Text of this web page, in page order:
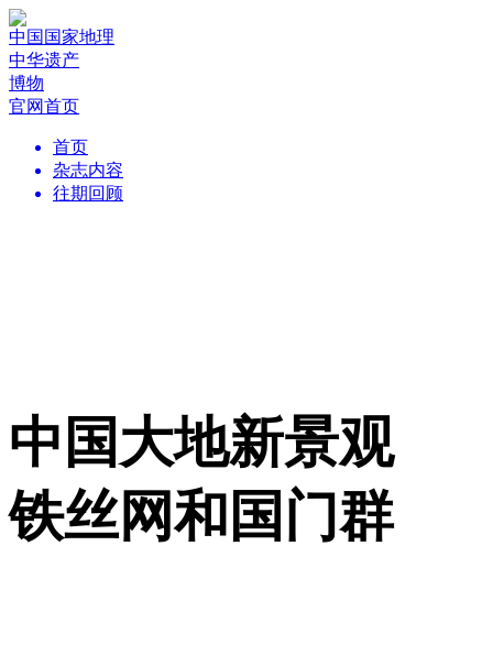
中国国家地理
中华遗产
博物
官网首页
首页
杂志内容
往期回顾
中国大地新景观
铁丝网和国门群